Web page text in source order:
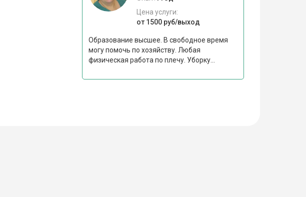
Цена услуги:
от 1500 руб/выход
Образование высшее. В свободное время
могу помочь по хозяйству. Любая
физическая работа по плечу. Уборку...